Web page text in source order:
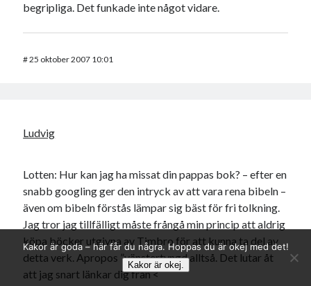
begripliga. Det funkade inte något vidare.
#25 oktober 2007 10:01
Ludvig
Lotten: Hur kan jag ha missat din pappas bok? – efter en
snabb googling ger den intryck av att vara rena bibeln –
även om bibeln förstås lämpar sig bäst för fri tolkning.
Jag tror jag tillfälligt måste frångå min princip att aldrig
köpa böcker utgivna av Timbro för att kunna ta del av
detta verk. Apropos ”vänstertyngd alltså. Det lutar åt
att jag snart länkar dig från <
Kakor är goda – här får du några. Hoppas du är okej med det!
Kakor är okej.